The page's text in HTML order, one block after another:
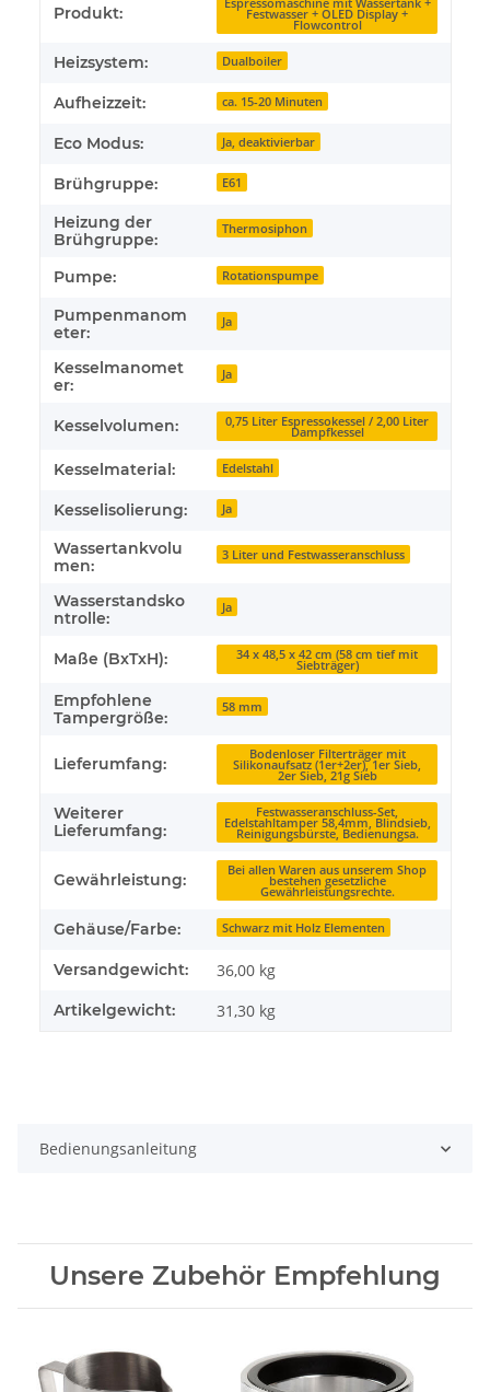
Produkt: Festwasser + OLED Display +
Flowcontrol
Heizsystem: Dualboiler
Aufheizzeit: ca. 15-20 Minuten
Eco Modus: Ja, deaktivierbar
Brühgruppe: E61
Heizung der
Brühgruppe:
Thermosiphon
Pumpe: Rotationspumpe
Pumpenmanom
eter:
Ja
Kesselmanomet
er:
Ja
Kesselvolumen: 0,75 Liter Espressokessel / 2,00 Liter
Dampfkessel
Kesselmaterial: Edelstahl
Kesselisolierung: Ja
Wassertankvolu
men:
3 Liter und Festwasseranschluss
Wasserstandsko
ntrolle:
Ja
Maße (BxTxH): 34 x 48,5 x 42 cm (58 cm tief mit
Siebträger)
Empfohlene
Tampergröße:
58 mm
Lieferumfang:
Bodenloser Filterträger mit
Silikonaufsatz (1er+2er), 1er Sieb,
2er Sieb, 21g Sieb
Weiterer
Lieferumfang:
Festwasseranschluss-Set,
Edelstahltamper 58,4mm, Blindsieb,
Reinigungsbürste, Bedienungsa.
Gewährleistung:
Bei allen Waren aus unserem Shop
bestehen gesetzliche
Gewährleistungsrechte.
Gehäuse/Farbe: Schwarz mit Holz Elementen
Versandgewicht: 36,00 kg
Artikelgewicht: 31,30 kg
Bedienungsanleitung
Unsere Zubehör Empfehlung